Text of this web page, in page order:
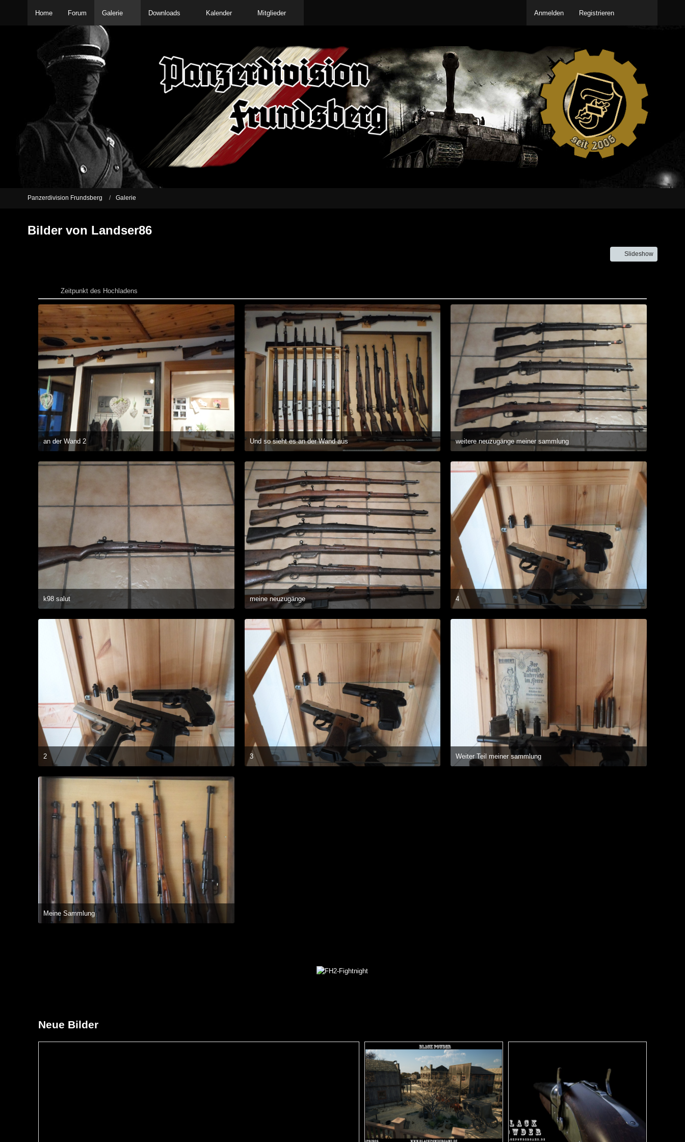
Home Forum Galerie Downloads Kalender Mitglieder Anmelden Registrieren
Panzerdivision Frundsberg Galerie
Bilder von Landser86
Slideshow
Zeitpunkt des Hochladens
an der Wand 2
24. Dezember 2014 um 16:27
1
Und so sieht es an der Wand aus
24. Dezember 2014 um 16:27
1
weitere neuzugänge meiner sammlung
21. Dezember 2014 um 14:50
1
k98 salut
10. November 2014 um 19:21
meine neuzugänge
10. November 2014 um 18:37
4
18. Oktober 2014 um 18:16
2
18. Oktober 2014 um 18:14
3
18. Oktober 2014 um 18:14
Weiter Teil meiner sammlung
18. Oktober 2014 um 18:14
Meine Sammlung
18. Oktober 2014 um 18:09
Neue Bilder